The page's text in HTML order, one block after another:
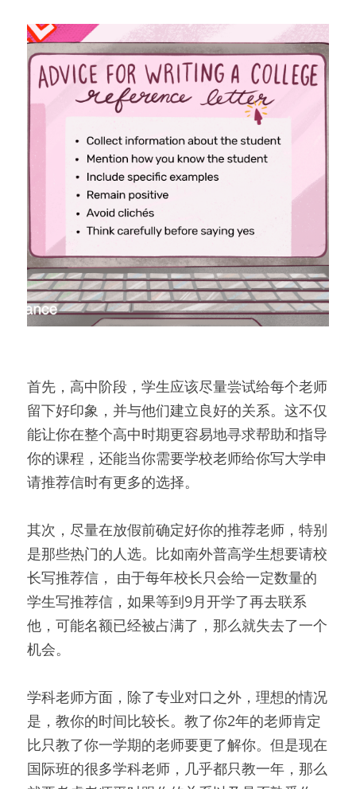
首先，高中阶段，学生应该尽量尝试给每个老师
留下好印象，并与他们建立良好的关系。这不仅
能让你在整个高中时期更容易地寻求帮助和指导
你的课程，还能当你需要学校老师给你写大学申
请推荐信时有更多的选择。
其次，尽量在放假前确定好你的推荐老师，特别
是那些热门的人选。比如南外普高学生想要请校
长写推荐信， 由于每年校长只会给一定数量的
学生写推荐信，如果等到9月开学了再去联系
他，可能名额已经被占满了，那么就失去了一个
机会。
学科老师方面，除了专业对口之外，理想的情况
是，教你的时间比较长。教了你2年的老师肯定
比只教了你一学期的老师要更了解你。但是现在
国际班的很多学科老师，几乎都只教一年，那么